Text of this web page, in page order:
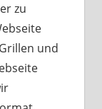
zu
und